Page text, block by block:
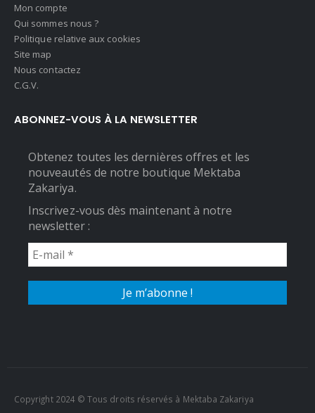
Mon compte
Qui sommes nous ?
Politique relative aux cookies
Site map
Nous contactez
C.G.V.
ABONNEZ-VOUS À LA NEWSLETTER
Obtenez toutes les dernières offres et les
nouveautés de notre boutique Mektaba
Zakariya.
Inscrivez-vous dès maintenant à notre
newsletter :
Copyright 2024 © Tous droits réservés à Mektaba Zakariya